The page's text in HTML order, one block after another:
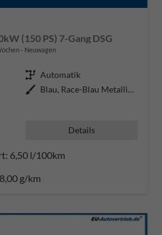
(150 PS) 7-Gang DSG
Neuwagen
Getriebe Automatik
Außenfarbe
Blau, Race-Blau Metallic (8X)
Details
6,50 l/100km
g/km